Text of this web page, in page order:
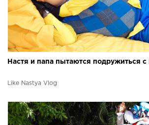
Настя и папа пытаются подружиться
Like Nastya Vlog